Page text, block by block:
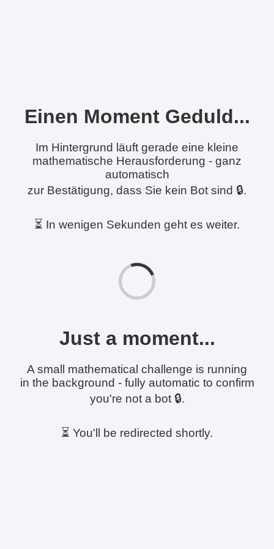
Einen Moment Geduld...
Im Hintergrund läuft gerade eine kleine
mathematische Herausforderung - ganz
automatisch
zur Bestätigung, dass Sie kein Bot sind 🔒.
⏳ In wenigen Sekunden geht es weiter.
Just a moment...
A small mathematical challenge is running
in the background - fully automatic to confirm
you're not a bot 🔒.
⏳ You'll be redirected shortly.